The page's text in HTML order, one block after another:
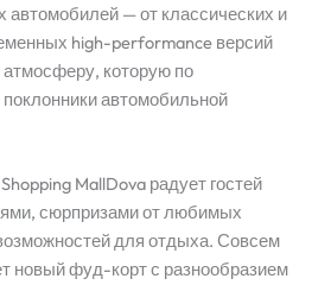
— от классических и
high-performance версий
которую по
автомобильной
MallDova радует гостей
сюрпризами от любимых
для отдыха. Совсем
новый фуд-корт с разнообразием